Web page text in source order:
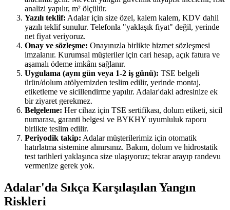
analizi yapılır, m² ölçülür.
Yazılı teklif: Adalar için size özel, kalem kalem, KDV dahil
yazılı teklif sunulur. Telefonla "yaklaşık fiyat" değil, yerinde
net fiyat veriyoruz.
Onay ve sözleşme: Onayınızla birlikte hizmet sözleşmesi
imzalanır. Kurumsal müşteriler için cari hesap, açık fatura ve
aşamalı ödeme imkânı sağlanır.
Uygulama (aynı gün veya 1-2 iş günü): TSE belgeli
ürün/dolum atölyemizden teslim edilir, yerinde montaj,
etiketleme ve sicillendirme yapılır. Adalar'daki adresinize ek
bir ziyaret gerekmez.
Belgeleme: Her cihaz için TSE sertifikası, dolum etiketi, sicil
numarası, garanti belgesi ve BYKHY uyumluluk raporu
birlikte teslim edilir.
Periyodik takip: Adalar müşterilerimiz için otomatik
hatırlatma sistemine alınırsınız. Bakım, dolum ve hidrostatik
test tarihleri yaklaşınca size ulaşıyoruz; tekrar arayıp randevu
vermenize gerek yok.
Adalar'da Sıkça Karşılaşılan Yangın
Riskleri